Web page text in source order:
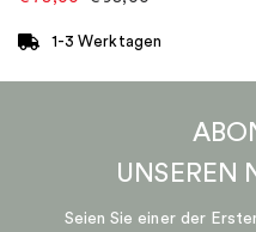
gewählt
werden1-3 Werktagen
UNSEREN
Seien Sie einer der